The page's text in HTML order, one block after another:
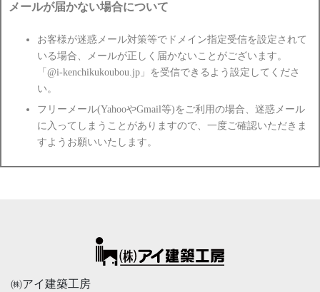
メールが届かない場合について
お客様が迷惑メール対策等でドメイン指定受信を設定されて
いる場合、メールが正しく届かないことがございます。
「@i-kenchikukoubou.jp」を受信できるよう設定してくださ
い。
フリーメール(YahooやGmail等)をご利用の場合、迷惑メール
に入ってしまうことがありますので、一度ご確認いただきま
すようお願いいたします。
㈱アイ建築工房